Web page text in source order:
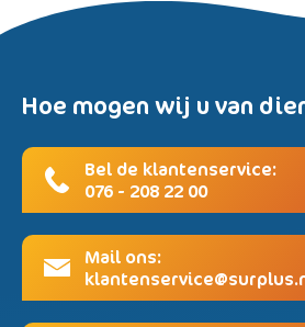
Hoe mogen wij u van
Bel de klantenservice:
076 - 208 22 00
Mail ons: